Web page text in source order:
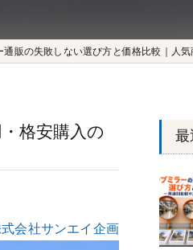
通販の失敗しない選び方と価格比較｜人
格安購入の
会社サンエイ企画